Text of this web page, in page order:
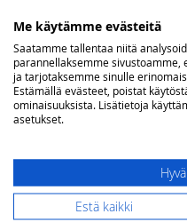
Yhteenveto
Arvostelu
Me käytämme evästeitä
Saatamme tallentaa niitä
parannellaksemme sivustoamme,
ja tarjotaksemme sinulle
Estämällä evästeet, poistat
ominaisuuksista. Lisätietoja
asetukset.
Estä kaikki